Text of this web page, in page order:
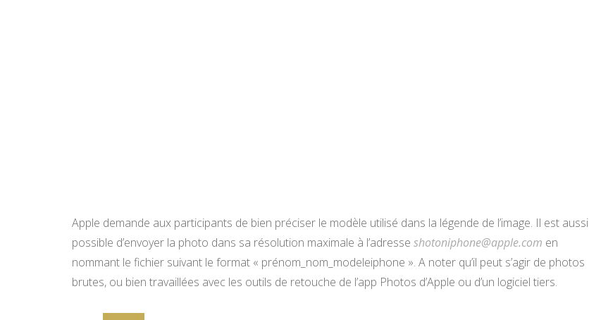
Apple demande aux participants de bien préciser le modèle utilisé dans la légende de l’image. Il est aussi
possible d’envoyer la photo dans sa résolution maximale à l’adresse shotoniphone@apple.com en
nommant le fichier suivant le format « prénom_nom_modeleiphone ». A noter qu’il peut s’agir de photos
brutes, ou bien travaillées avec les outils de retouche de l’app Photos d’Apple ou d’un logiciel tiers.